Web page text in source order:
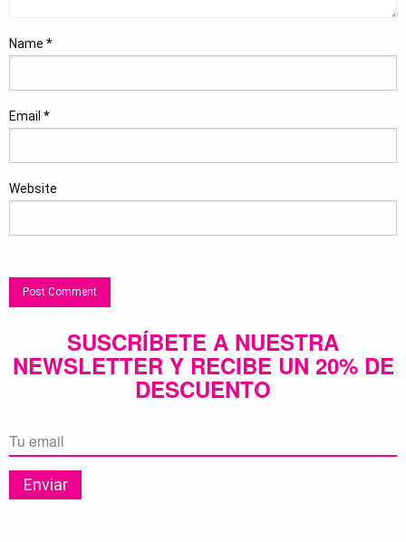
Name *
Email *
Website
SUSCRÍBETE A NUESTRA
NEWSLETTER Y RECIBE UN 20% DE
DESCUENTO